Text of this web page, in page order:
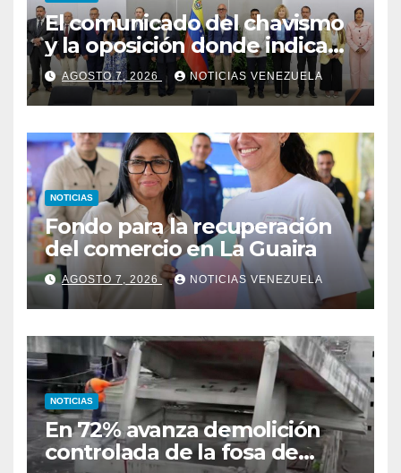
El comunicado del chavismo
y la oposición donde indican
que informarán al país
oportunamente sobre los
avances alcanzado
AGOSTO 7, 2026 NOTICIAS VENEZUELA
NOTICIAS
Fondo para la recuperación
del comercio en La Guaira
AGOSTO 7, 2026 NOTICIAS VENEZUELA
NOTICIAS
En 72% avanza demolición
controlada de la fosa de